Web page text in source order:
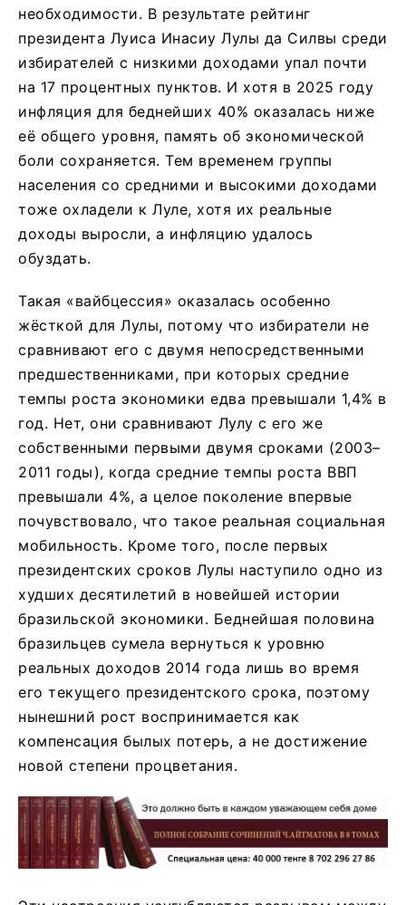
необходимости. В результате рейтинг
президента Луиса Инасиу Лулы да Силвы среди
избирателей с низкими доходами упал почти
на 17 процентных пунктов. И хотя в 2025 году
инфляция для беднейших 40% оказалась ниже
её общего уровня, память об экономической
боли сохраняется. Тем временем группы
населения со средними и высокими доходами
тоже охладели к Луле, хотя их реальные
доходы выросли, а инфляцию удалось
обуздать.
Такая «вайбцессия» оказалась особенно
жёсткой для Лулы, потому что избиратели не
сравнивают его с двумя непосредственными
предшественниками, при которых средние
темпы роста экономики едва превышали 1,4% в
год. Нет, они сравнивают Лулу с его же
собственными первыми двумя сроками (2003–
2011 годы), когда средние темпы роста ВВП
превышали 4%, а целое поколение впервые
почувствовало, что такое реальная социальная
мобильность. Кроме того, после первых
президентских сроков Лулы наступило одно из
худших десятилетий в новейшей истории
бразильской экономики. Беднейшая половина
бразильцев сумела вернуться к уровню
реальных доходов 2014 года лишь во время
его текущего президентского срока, поэтому
нынешний рост воспринимается как
компенсация былых потерь, а не достижение
новой степени процветания.